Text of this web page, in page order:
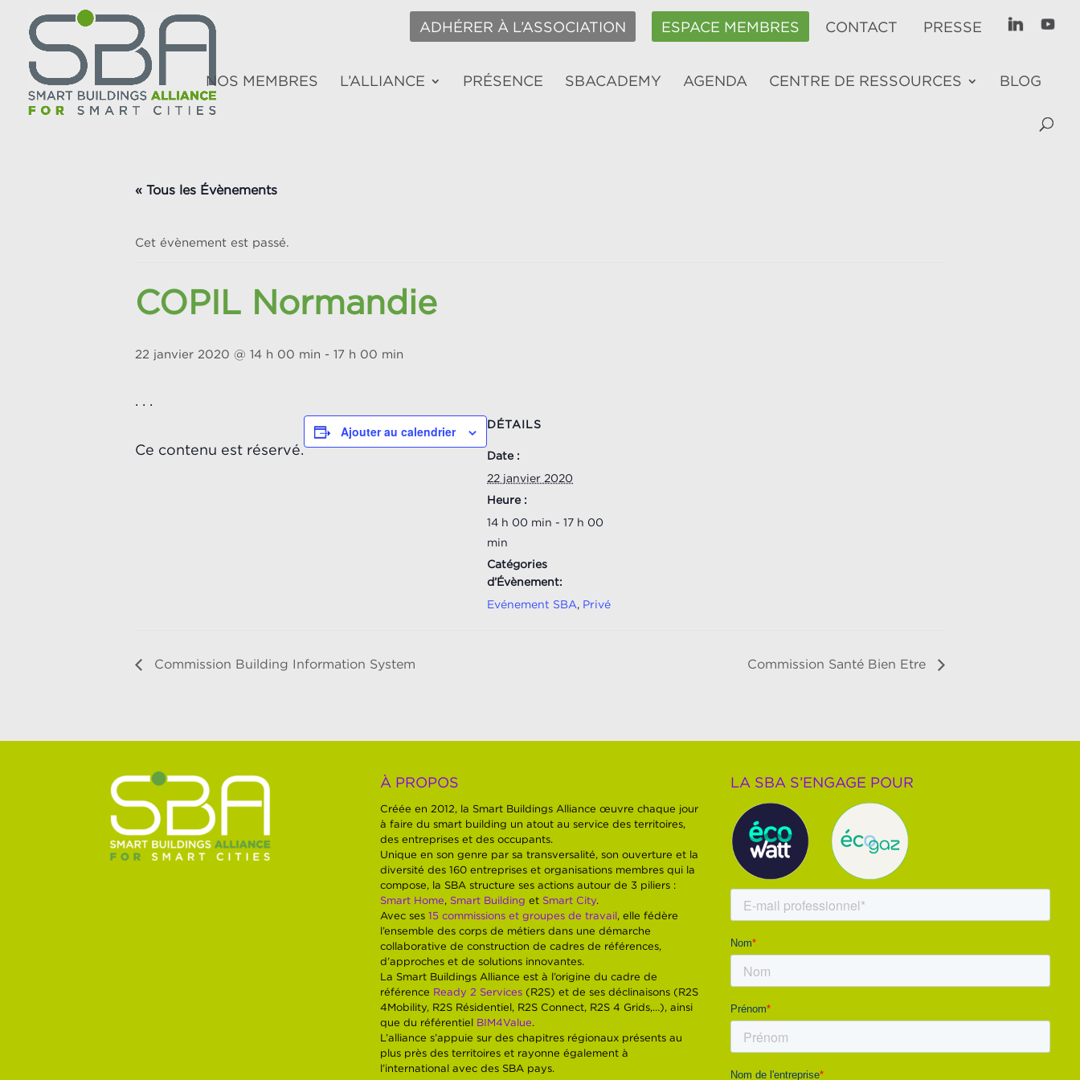
ADHÉRER À L’ASSOCIATION ESPACE MEMBRES CONTACT PRESSE
NOS MEMBRES L’ALLIANCE PRÉSENCE SBACADEMY AGENDA CENTRE DE RESSOURCES BLOG
« Tous les Évènements
Cet évènement est passé.
COPIL Normandie
22 janvier 2020 @ 14 h 00 min - 17 h 00 min
. . .
Ce contenu est réservé.
Ajouter au calendrier DÉTAILS
Date :
22 janvier 2020
Heure :
14 h 00 min - 17 h 00
min
Catégories
d’Évènement:
Evénement SBA, Privé
Commission Building Information System Commission Santé Bien Etre
À PROPOS
Créée en 2012, la Smart Buildings Alliance œuvre chaque jour
à faire du smart building un atout au service des territoires,
des entreprises et des occupants.
Unique en son genre par sa transversalité, son ouverture et la
diversité des 160 entreprises et organisations membres qui la
compose, la SBA structure ses actions autour de 3 piliers :
Smart Home, Smart Building et Smart City.
Avec ses15 commissions et groupes de travail, elle fédère
l’ensemble des corps de métiers dans une démarche
collaborative de construction de cadres de références,
d’approches et de solutions innovantes.
La Smart Buildings Alliance est à l’origine du cadre de
référence Ready 2 Services (R2S) et de ses déclinaisons (R2S
4Mobility, R2S Résidentiel, R2S Connect, R2S 4 Grids,…), ainsi
que du référentiel BIM4Value.
L’alliance s’appuie sur des chapitres régionaux présents au
plus près des territoires et rayonne également à
l’international avec des SBA pays.
LA SBA S’ENGAGE POUR